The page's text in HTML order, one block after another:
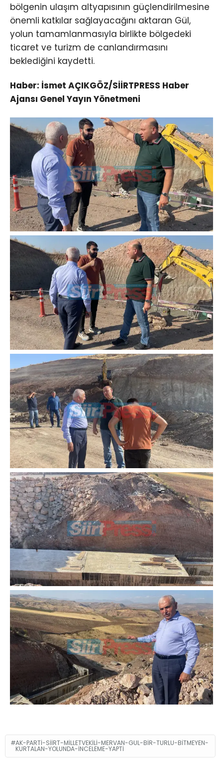
bölgenin ulaşım altyapısının güçlendirilmesine
önemli katkılar sağlayacağını aktaran Gül,
yolun tamamlanmasıyla birlikte bölgedeki
ticaret ve turizm de canlandırmasını
beklediğini kaydetti.
Haber: İsmet AÇIKGÖZ/SİİRTPRESS Haber
Ajansı Genel Yayın Yönetmeni
AK-PARTI-SIIRT-MILLETVEKILI-MERVAN-GUL-BIR-TURLU-BITMEYEN-
KURTALAN-YOLUNDA-INCELEME-YAPTI